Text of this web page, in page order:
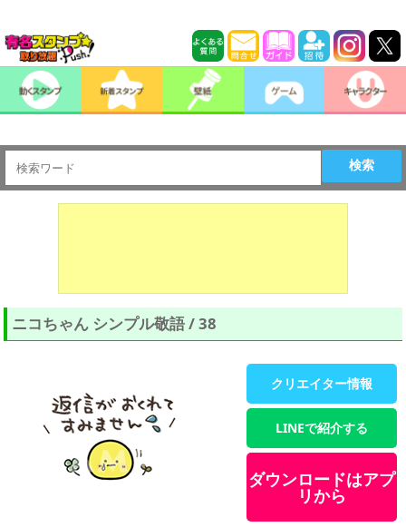
検索
ニコちゃん シンプル敬語 / 38
クリエイター情報
LINEで紹介する
ダウンロードはアプ
リから